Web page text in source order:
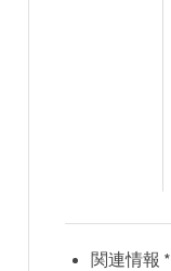
関連情報 *